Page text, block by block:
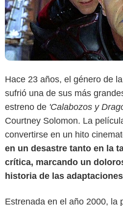
Hace 23 años, el género de
sufrió una de sus más
estreno de 'Calabozos y
Courtney Solomon. La
convertirse en un hito
en un desastre tanto en la
crítica, marcando un
historia de las
Estrenada en el año 2000, la